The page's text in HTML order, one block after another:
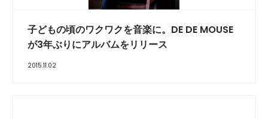
子どもの頃のワクワクを音楽に。DE DE MOUSE
が3年ぶりにアルバムをリリース
2015.11.02